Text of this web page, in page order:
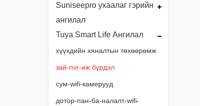
Suniseepro ухаалаг гэрийн
ангилал
Tuya Smart Life Ангилал
хүүхдийн хяналтын төхөөрөмж
зай-nvr-иж бүрдэл
сум-wifi-камерууд
дотор-пан-ба-налалт-wifi-